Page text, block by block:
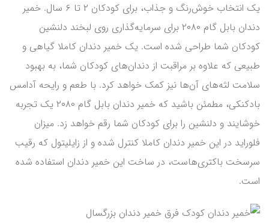
یک انتخاب خوش‌رنگ و جذاب، برای کودکان ۲ تا ۶ سال. خمیر
دندان بابل گام ۲۰۸۰ برای سرمایه‌گذاری روی لبخند دلنشین
کودکان شما طراحی شده است. یک خمیر دندان کاملا گیاهی و
طبیعی که علاوه بر مراقبت از دندان‌های کودکان شما، به بهبود
سلامت لثه‌های آن‌ها نیز کمک خواهد کرد. با طعم و رایحه آدامس
بادکنکی، مطمئن باشید که خمیر دندان بابل گام ۲۰۸۰ یک تجربه
خوشایند و دلنشین را برای کودکان شما رقم خواهد زد. میزان
فلوراید در این خمیر دندان کاملا کنترل شده و از زایلیتول که رقیب
سرسخت باکتری‌هاست، در ساخت این خمیر دندان استفاده شده
است.